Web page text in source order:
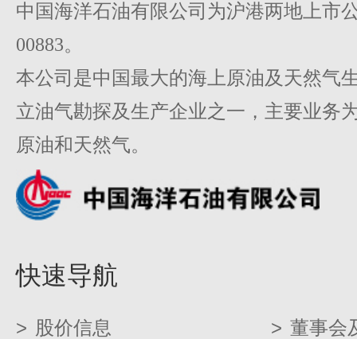
中国海洋石油有限公司为沪港两地上市
00883。
本公司是中国最大的海上原油及天然气
立油气勘探及生产企业之一，主要业务
原油和天然气。
快速导航
> 股价信息 > 董事会